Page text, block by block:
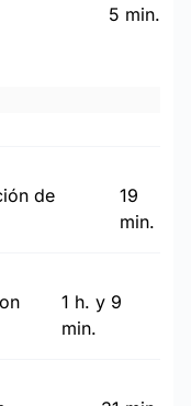
5 min.
de
19
min.
1 h. y 9
min.